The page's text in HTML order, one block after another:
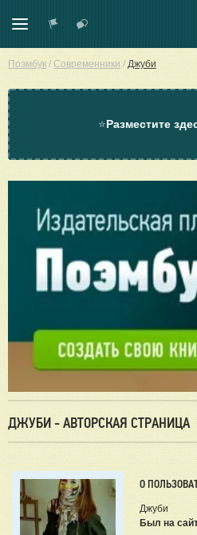
Поэмбук / Современники / Джуби
⭐Разместите
ДЖУБИ - АВТОРСКАЯ СТРАНИЦА
О
Джуби
Был на